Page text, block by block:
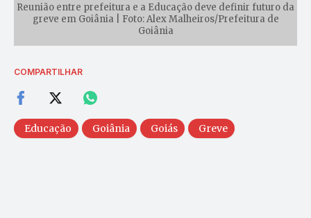
Reunião entre prefeitura e a Educação deve definir futuro da
greve em Goiânia | Foto: Alex Malheiros/Prefeitura de
Goiânia
COMPARTILHAR
Educação Goiânia Goiás Greve